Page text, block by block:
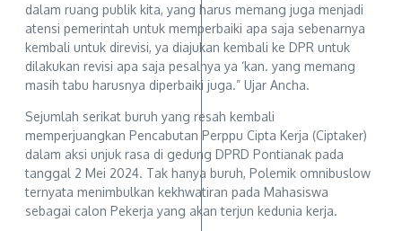
dalam ruang publik kita, yang harus memang juga menjadi
atensi pemerintah untuk memperbaiki apa saja sebenarnya
kembali untuk direvisi, ya diajukan kembali ke DPR untuk
dilakukan revisi apa saja pesalnya ya ‘kan. yang memang
masih tabu harusnya diperbaiki juga.” Ujar Ancha.
Sejumlah serikat buruh yang resah kembali
memperjuangkan Pencabutan Perppu Cipta Kerja (Ciptaker)
dalam aksi unjuk rasa di gedung DPRD Pontianak pada
tanggal 2 Mei 2024. Tak hanya buruh, Polemik omnibuslow
ternyata menimbulkan kekhwatiran pada Mahasiswa
sebagai calon Pekerja yang akan terjun kedunia kerja.